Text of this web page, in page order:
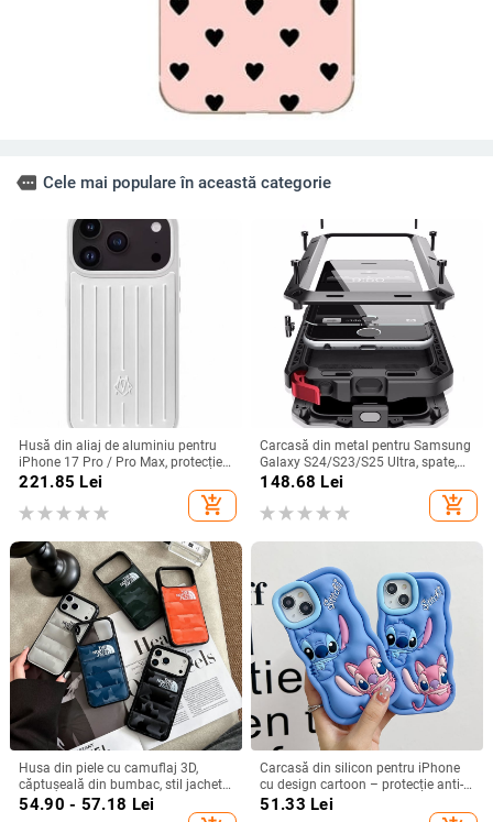
more Cele mai populare în această categorie
Husă din aliaj de aluminiu pentru
iPhone 17 Pro / Pro Max, protecție
anti-cădere, închidere magnetică,
turnare prin injecție, posibilitate de
personalizare
221.85 Lei
add_shopping_cart
Carcasă din metal pentru Samsung
Galaxy S24/S23/S25 Ultra, spate,
prelucrată, personalizabilă, disipare
căldură, anti-cadere, anti-amprentă
148.68 Lei
add_shopping_cart
Husa din piele cu camuflaj 3D,
căptușeală din bumbac, stil jachetă
de iarnă, compatibilă cu iPhone
54.90 - 57.18 Lei
Carcasă din silicon pentru iPhone
cu design cartoon – protecție anti-
cădere, finisaj mat, compatibilă cu
51.33 Lei